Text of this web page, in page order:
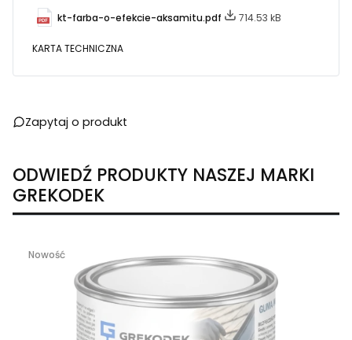
kt-farba-o-efekcie-aksamitu.pdf 714.53 kB
KARTA TECHNICZNA
Zapytaj o produkt
ODWIEDŹ PRODUKTY NASZEJ MARKI
GREKODEK
Nowość